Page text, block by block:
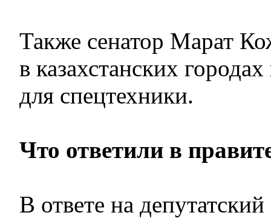
Также сенатор Марат
в казахстанских
для спецтехники.
Что ответили в
В ответе на